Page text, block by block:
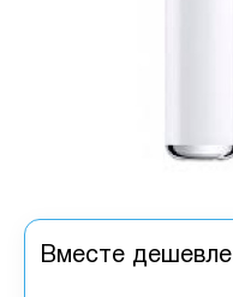
Вместе дешевле